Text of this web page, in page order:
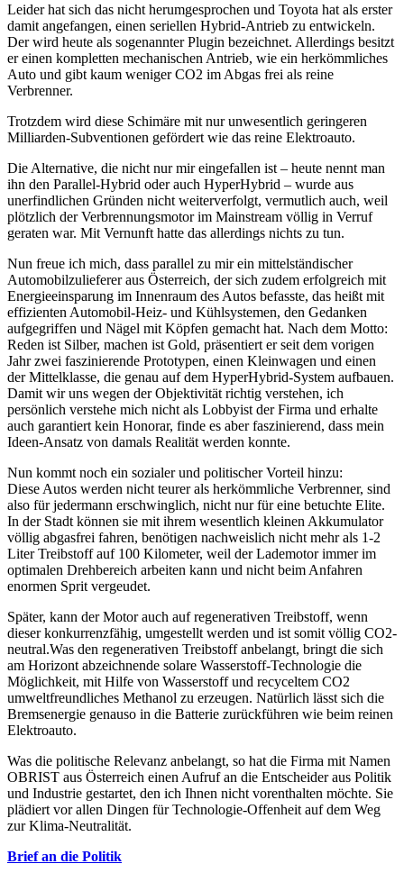
Leider hat sich das nicht herumgesprochen und Toyota hat als erster
damit angefangen, einen seriellen Hybrid-Antrieb zu entwickeln.
Der wird heute als sogenannter Plugin bezeichnet. Allerdings besitzt
er einen kompletten mechanischen Antrieb, wie ein herkömmliches
Auto und gibt kaum weniger CO2 im Abgas frei als reine
Verbrenner.
Trotzdem wird diese Schimäre mit nur unwesentlich geringeren
Milliarden-Subventionen gefördert wie das reine Elektroauto.
Die Alternative, die nicht nur mir eingefallen ist – heute nennt man
ihn den Parallel-Hybrid oder auch HyperHybrid – wurde aus
unerfindlichen Gründen nicht weiterverfolgt, vermutlich auch, weil
plötzlich der Verbrennungsmotor im Mainstream völlig in Verruf
geraten war. Mit Vernunft hatte das allerdings nichts zu tun.
Nun freue ich mich, dass parallel zu mir ein mittelständischer
Automobilzulieferer aus Österreich, der sich zudem erfolgreich mit
Energieeinsparung im Innenraum des Autos befasste, das heißt mit
effizienten Automobil-Heiz- und Kühlsystemen, den Gedanken
aufgegriffen und Nägel mit Köpfen gemacht hat. Nach dem Motto:
Reden ist Silber, machen ist Gold, präsentiert er seit dem vorigen
Jahr zwei faszinierende Prototypen, einen Kleinwagen und einen
der Mittelklasse, die genau auf dem HyperHybrid-System aufbauen.
Damit wir uns wegen der Objektivität richtig verstehen, ich
persönlich verstehe mich nicht als Lobbyist der Firma und erhalte
auch garantiert kein Honorar, finde es aber faszinierend, dass mein
Ideen-Ansatz von damals Realität werden konnte.
Nun kommt noch ein sozialer und politischer Vorteil hinzu:
Diese Autos werden nicht teurer als herkömmliche Verbrenner, sind
also für jedermann erschwinglich, nicht nur für eine betuchte Elite.
In der Stadt können sie mit ihrem wesentlich kleinen Akkumulator
völlig abgasfrei fahren, benötigen nachweislich nicht mehr als 1-2
Liter Treibstoff auf 100 Kilometer, weil der Lademotor immer im
optimalen Drehbereich arbeiten kann und nicht beim Anfahren
enormen Sprit vergeudet.
Später, kann der Motor auch auf regenerativen Treibstoff, wenn
dieser konkurrenzfähig, umgestellt werden und ist somit völlig CO2-
neutral.Was den regenerativen Treibstoff anbelangt, bringt die sich
am Horizont abzeichnende solare Wasserstoff-Technologie die
Möglichkeit, mit Hilfe von Wasserstoff und recyceltem CO2
umweltfreundliches Methanol zu erzeugen. Natürlich lässt sich die
Bremsenergie genauso in die Batterie zurückführen wie beim reinen
Elektroauto.
Was die politische Relevanz anbelangt, so hat die Firma mit Namen
OBRIST aus Österreich einen Aufruf an die Entscheider aus Politik
und Industrie gestartet, den ich Ihnen nicht vorenthalten möchte. Sie
plädiert vor allen Dingen für Technologie-Offenheit auf dem Weg
zur Klima-Neutralität.
Brief an die Politik